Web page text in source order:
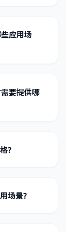
应用场
要提供哪
？
场景？